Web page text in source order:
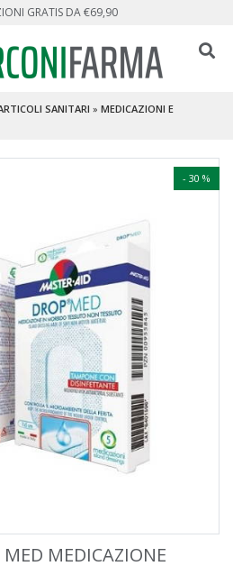
GRATIS DA €69,90
SANITARI » MEDICAZIONI E
- 30 %
MEDICAZIONE